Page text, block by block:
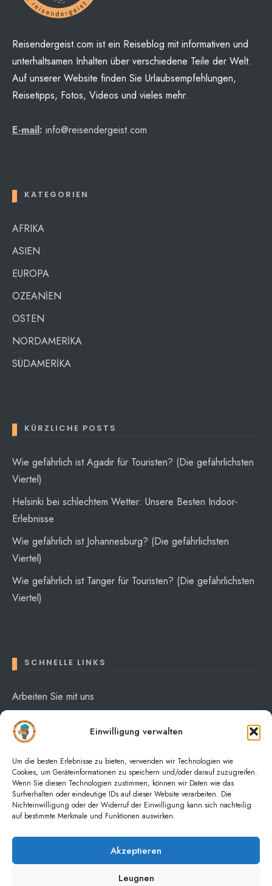
Einwilligung verwalten
Um die besten Erlebnisse zu bieten, verwenden wir Technologien wie
Cookies, um Geräteinformationen zu speichern und/oder darauf zuzugreifen.
Wenn Sie diesen Technologien zustimmen, können wir Daten wie das
Surfverhalten oder eindeutige IDs auf dieser Website verarbeiten. Die
Nichteinwilligung oder der Widerruf der Einwilligung kann sich nachteilig
auf bestimmte Merkmale und Funktionen auswirken.
Akzeptieren
Leugnen
Reisendergeist.com ist ein Reiseblog mit informativen und
unterhaltsamen Inhalten über verschiedene Teile der Welt.
Auf unserer Website finden Sie Urlaubsempfehlungen,
Reisetipps, Fotos, Videos und vieles mehr.
E-mail: info@reisendergeist.com
KATEGORIEN
AFRIKA
ASIEN
EUROPA
OZEANİEN
OSTEN
NORDAMERİKA
SÜDAMERİKA
KÜRZLICHE POSTS
Wie gefährlich ist Agadir für Touristen? (Die gefährlichsten
Viertel)
Helsinki bei schlechtem Wetter: Unsere Besten Indoor-
Erlebnisse
Wie gefährlich ist Johannesburg? (Die gefährlichsten
Viertel)
Wie gefährlich ist Tanger für Touristen? (Die gefährlichsten
Viertel)
SCHNELLE LINKS
Arbeiten Sie mit uns
Über mich
Datenschutzerklärung
* Anmerkung: Die mit Sternchen (*) gekennzeichneten Links sind
sogenannte Partnerlinks / Provisionslinks / Werbelinks. Wenn Sie auf so